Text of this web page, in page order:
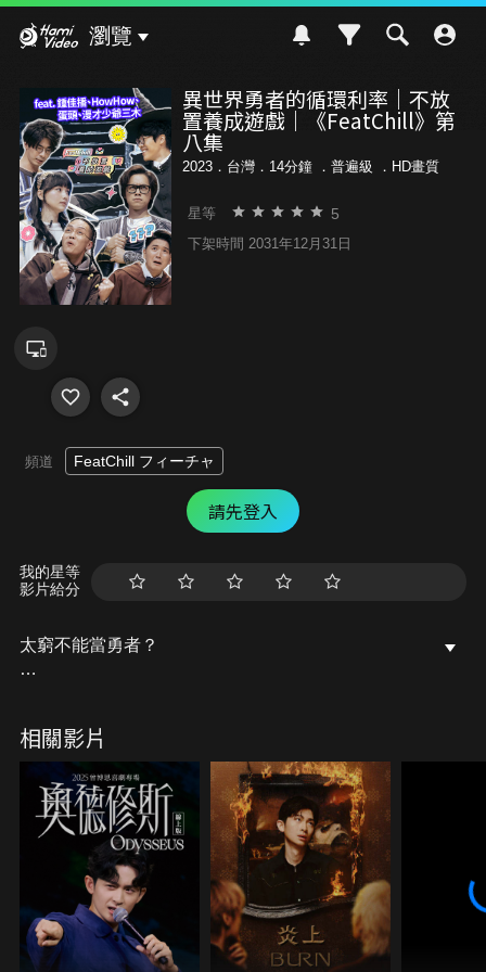
瀏覽
異世界勇者的循環利率｜不放
置養成遊戲｜《FeatChill》第
八集
2023．台灣．14分鐘 ． 普遍級 ．HD畫質
星等 5
下架時間 2031年12月31日
頻道 FeatChill フィーチャ
請先登入
我的星等
影片給分
太窮不能當勇者？
喬瑟夫
｜演員｜
國師 盧廣仲
女神 黑嘉嘉
勇者 鍾佳播
背叛者 HowHow
雜魚 蛋頭
雜魚 漫才少爺三木
相關影片